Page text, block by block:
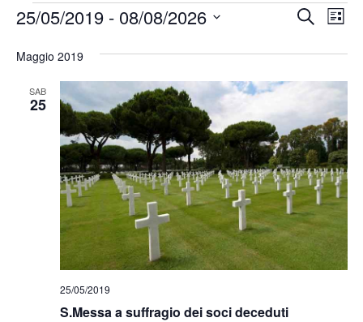
viste
Cerca
Lista
25/05/2019 - 08/08/2026
la
Maggio 2019
SAB
25
S.Messa a suffragio dei soci deceduti
25/05/2019